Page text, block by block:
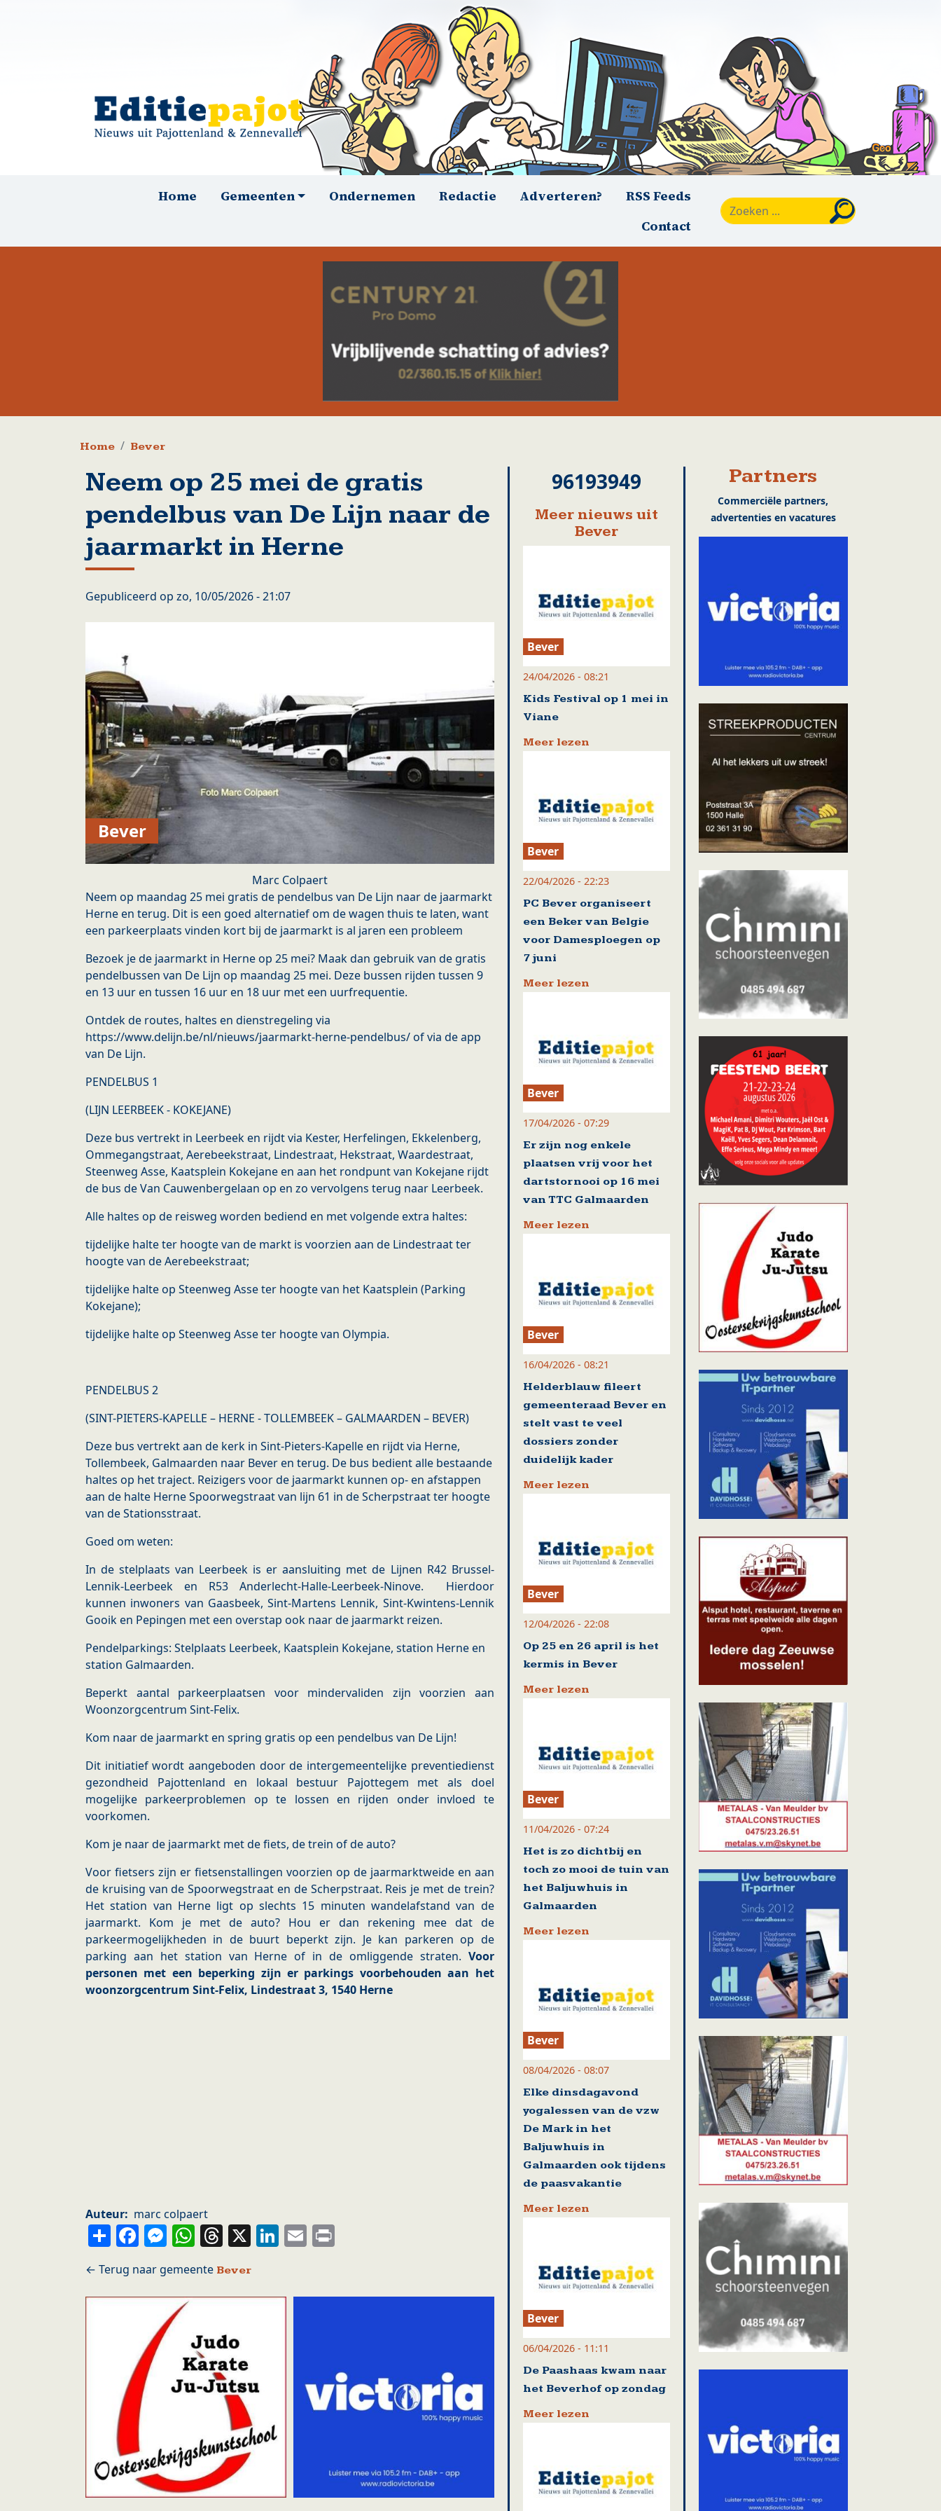
HoofdnavigatieHome Gemeenten Ondernemen Redactie Adverteren?
RSS Feeds
Contact
Kruimelpad
Home Bever
Neem op 25 mei de gratis
pendelbus van De Lijn naar de
jaarmarkt in Herne
Gepubliceerd op zo, 10/05/2026 - 21:07
Bever
Marc Colpaert
Neem op maandag 25 mei gratis de pendelbus van De Lijn naar de jaarmarkt
Herne en terug. Dit is een goed alternatief om de wagen thuis te laten, want
een parkeerplaats vinden kort bij de jaarmarkt is al jaren een probleem
Bezoek je de jaarmarkt in Herne op 25 mei? Maak dan gebruik van de gratis
pendelbussen van De Lijn op maandag 25 mei. Deze bussen rijden tussen 9
en 13 uur en tussen 16 uur en 18 uur met een uurfrequentie.
Ontdek de routes, haltes en dienstregeling via
https://www.delijn.be/nl/nieuws/jaarmarkt-herne-pendelbus/ of via de app
van De Lijn.
PENDELBUS 1
(LIJN LEERBEEK - KOKEJANE)
Deze bus vertrekt in Leerbeek en rijdt via Kester, Herfelingen, Ekkelenberg,
Ommegangstraat, Aerebeekstraat, Lindestraat, Hekstraat, Waardestraat,
Steenweg Asse, Kaatsplein Kokejane en aan het rondpunt van Kokejane rijdt
de bus de Van Cauwenbergelaan op en zo vervolgens terug naar Leerbeek.
Alle haltes op de reisweg worden bediend en met volgende extra haltes:
tijdelijke halte ter hoogte van de markt is voorzien aan de Lindestraat ter
hoogte van de Aerebeekstraat;
tijdelijke halte op Steenweg Asse ter hoogte van het Kaatsplein (Parking
Kokejane);
tijdelijke halte op Steenweg Asse ter hoogte van Olympia.
PENDELBUS 2
(SINT-PIETERS-KAPELLE – HERNE - TOLLEMBEEK – GALMAARDEN – BEVER)
Deze bus vertrekt aan de kerk in Sint-Pieters-Kapelle en rijdt via Herne,
Tollembeek, Galmaarden naar Bever en terug. De bus bedient alle bestaande
haltes op het traject. Reizigers voor de jaarmarkt kunnen op- en afstappen
aan de halte Herne Spoorwegstraat van lijn 61 in de Scherpstraat ter hoogte
van de Stationsstraat.
Goed om weten:
In de stelplaats van Leerbeek is er aansluiting met de Lijnen R42 Brussel-
Lennik-Leerbeek en R53 Anderlecht-Halle-Leerbeek-Ninove. Hierdoor
kunnen inwoners van Gaasbeek, Sint-Martens Lennik, Sint-Kwintens-Lennik
Gooik en Pepingen met een overstap ook naar de jaarmarkt reizen.
Pendelparkings: Stelplaats Leerbeek, Kaatsplein Kokejane, station Herne en
station Galmaarden.
Beperkt aantal parkeerplaatsen voor mindervaliden zijn voorzien aan
Woonzorgcentrum Sint-Felix.
Kom naar de jaarmarkt en spring gratis op een pendelbus van De Lijn!
Dit initiatief wordt aangeboden door de intergemeentelijke preventiedienst
gezondheid Pajottenland en lokaal bestuur Pajottegem met als doel
mogelijke parkeerproblemen op te lossen en rijden onder invloed te
voorkomen.
Kom je naar de jaarmarkt met de fiets, de trein of de auto?
Voor fietsers zijn er fietsenstallingen voorzien op de jaarmarktweide en aan
de kruising van de Spoorwegstraat en de Scherpstraat. Reis je met de trein?
Het station van Herne ligt op slechts 15 minuten wandelafstand van de
jaarmarkt. Kom je met de auto? Hou er dan rekening mee dat de
parkeermogelijkheden in de buurt beperkt zijn. Je kan parkeren op de
parking aan het station van Herne of in de omliggende straten. Voor
personen met een beperking zijn er parkings voorbehouden aan het
woonzorgcentrum Sint-Felix, Lindestraat 3, 1540 Herne
Auteur marc colpaert
ShareFacebook
Messenger
WhatsApp
Threads
X LinkedIn
Email
Bever
96193949
Meer nieuws uit
Bever
Bever
24/04/2026 - 08:21
Kids Festival op 1 mei in
Viane
Meer lezen
Bever
22/04/2026 - 22:23
PC Bever organiseert
een Beker van Belgie
voor Damesploegen op
7 juni
Meer lezen
Bever
17/04/2026 - 07:29
Er zijn nog enkele
plaatsen vrij voor het
dartstornooi op 16 mei
van TTC Galmaarden
Meer lezen
Bever
16/04/2026 - 08:21
Helderblauw fileert
gemeenteraad Bever en
stelt vast te veel
dossiers zonder
duidelijk kader
Meer lezen
Bever
12/04/2026 - 22:08
Op 25 en 26 april is het
kermis in Bever
Meer lezen
Bever
11/04/2026 - 07:24
Het is zo dichtbij en
toch zo mooi de tuin van
het Baljuwhuis in
Galmaarden
Meer lezen
Bever
08/04/2026 - 08:07
Elke dinsdagavond
yogalessen van de vzw
De Mark in het
Baljuwhuis in
Galmaarden ook tijdens
de paasvakantie
Meer lezen
Bever
06/04/2026 - 11:11
De Paashaas kwam naar
het Beverhof op zondag
Meer lezen
Partners
Commerciële partners,
advertenties en vacatures